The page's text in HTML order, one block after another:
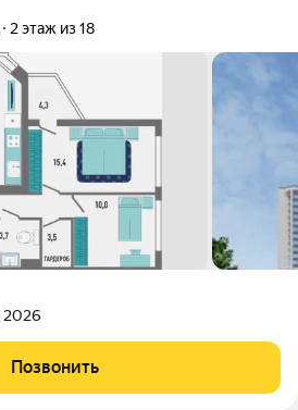
2 этаж из 18
2026
Позвонить